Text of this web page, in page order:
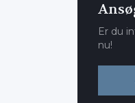
Er du
nu!